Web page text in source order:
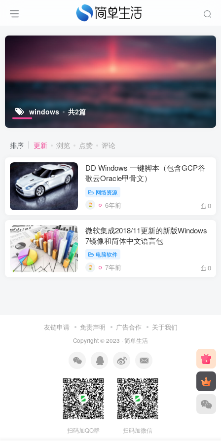
windows 共2篇
排序 更新 浏览 点赞 评论
DD Windows 一键脚本（包含GCP谷
歌云Oracle甲骨文）
网络资源
6年前 0
微软集成2018/11更新的新版Windows
7镜像和简体中文语言包
电脑软件
7年前 0
友链申请 免责声明 广告合作 关于我们
Copyright © 2023 · 简单生活
扫码加QQ群 扫码加微信